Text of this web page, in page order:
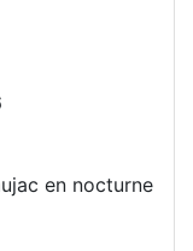
en nocturne